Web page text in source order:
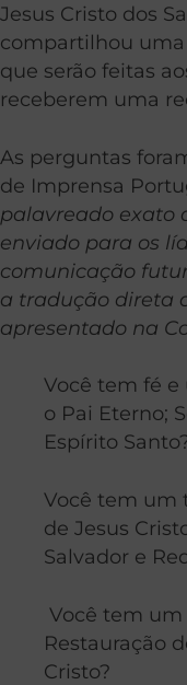
Jesus Cristo dos
compartilhou
que serão feitas
receberem uma
As perguntas
de Imprensa
palavreado exato
enviado para os
comunicação
a tradução direta
apresentado na
Você tem fé
o Pai Eterno;
Espírito
Você tem um
de Jesus
Salvador e
Você tem
Restauração
Cristo?